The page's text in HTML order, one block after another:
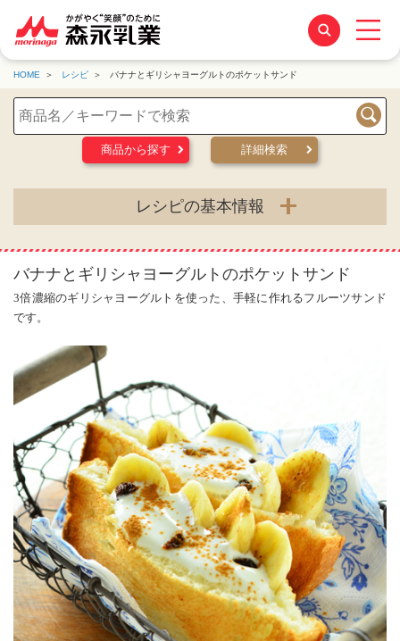
HOME レシピ バナナとギリシャヨーグルトのポケットサンド
検索
商品から探す
詳細検索
レシピの基本情報
バナナとギリシャヨーグルトのポケットサンド
3倍濃縮のギリシャヨーグルトを使った、手軽に作れるフルーツサンド
です。